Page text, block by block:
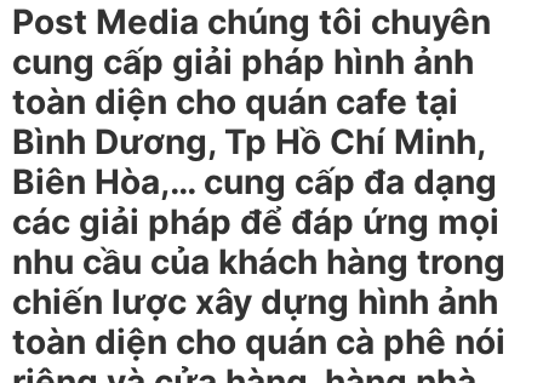
Post Media chúng tôi chuyên
cung cấp giải pháp hình ảnh
toàn diện cho quán cafe tại
Bình Dương, Tp Hồ Chí Minh,
Biên Hòa,… cung cấp đa dạng
các giải pháp để đáp ứng mọi
nhu cầu của khách hàng trong
chiến lược xây dựng hình ảnh
toàn diện cho quán cà phê nói